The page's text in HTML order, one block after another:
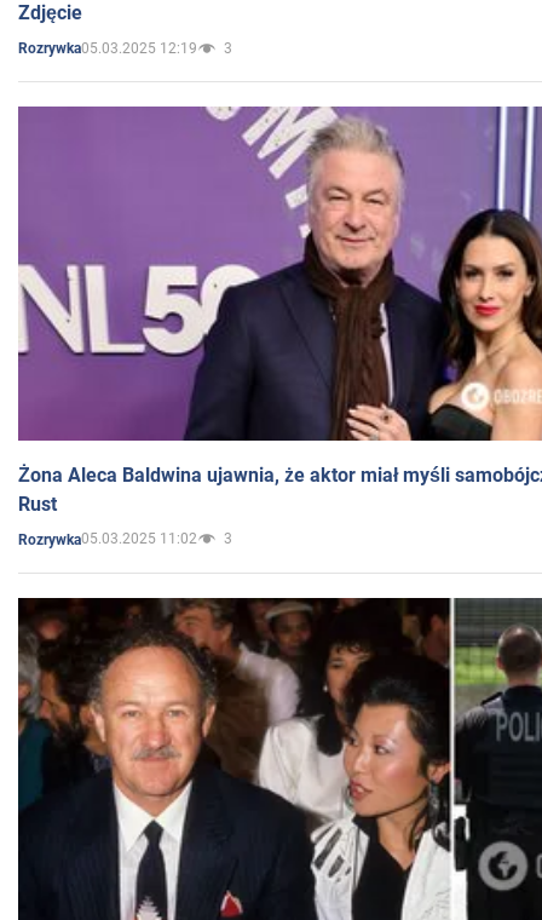
Zdjęcie
Rozrywka05.03.2025 12:19 3
Żona Aleca Baldwina ujawnia, że aktor miał myśli
Rust
Rozrywka05.03.2025 11:02 3